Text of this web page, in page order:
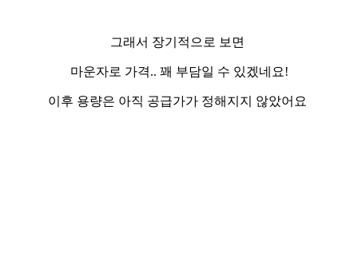
그래서 장기적으로 보면
마운자로 가격.. 꽤 부담일 수 있겠네요!
이후 용량은 아직 공급가가 정해지지 않았어요